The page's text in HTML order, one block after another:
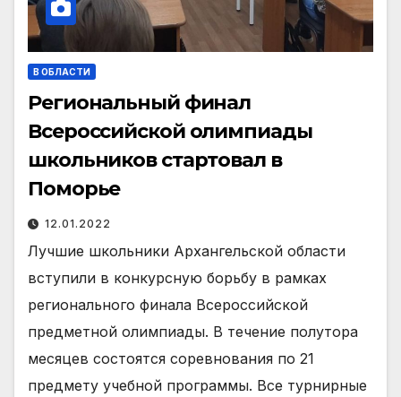
В ОБЛАСТИ
Региональный финал
Всероссийской олимпиады
школьников стартовал в
Поморье
12.01.2022
Лучшие школьники Архангельской области
вступили в конкурсную борьбу в рамках
регионального финала Всероссийской
предметной олимпиады. В течение полутора
месяцев состоятся соревнования по 21
предмету учебной программы. Все турнирные